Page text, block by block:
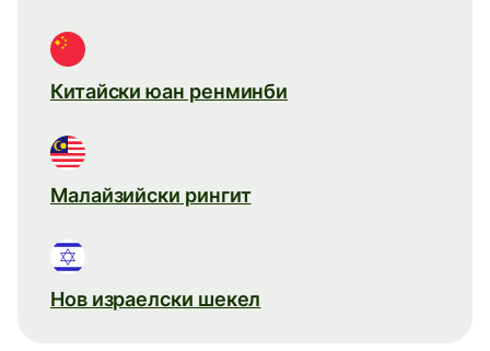
Китайски юан ренминби
Малайзийски рингит
Нов израелски шекел